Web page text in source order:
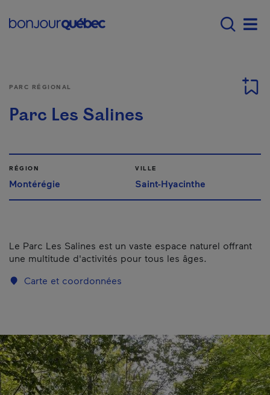
Main navigation -
PARC RÉGIONAL
Parc Les Salines
RÉGION
Montérégie
VILLE
Saint-Hyacinthe
Le Parc Les Salines est un vaste espace naturel offrant
une multitude d'activités pour tous les âges.
Carte et coordonnées